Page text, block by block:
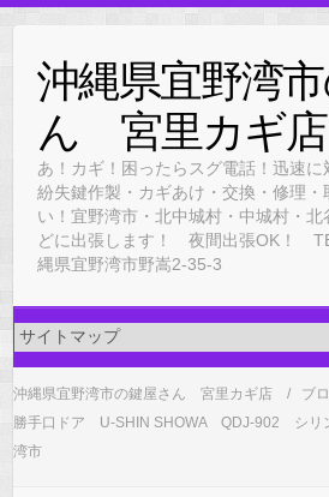
content沖縄県宜野湾
ん 宮里カギ店
あ！カギ！困ったらスグ電話！迅速
紛失鍵作製・カギあけ・交換・修理・
い！宜野湾市・北中城村・中城村・
どに出張します！ 夜間出張OK！
縄県宜野湾市野嵩2-35-3
沖縄県宜野湾市の鍵屋さん 宮里カギ店 ブ
勝手口ドア U-SHIN SHOWA QDJ-902 シ
湾市